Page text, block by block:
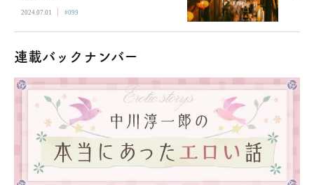
2024.07.01 | #099
連載バックナンバー